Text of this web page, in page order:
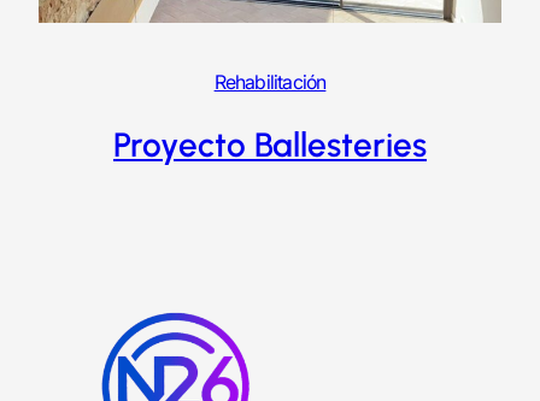
Rehabilitación
Proyecto Ballesteries